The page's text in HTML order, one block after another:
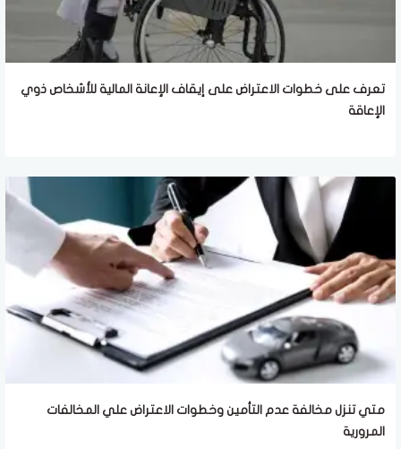
تعرف على خطوات الاعتراض على إيقاف الإعانة المالية للأشخاص ذوي
الإعاقة
متي تنزل مخالفة عدم التأمين وخطوات الاعتراض علي المخالفات
المرورية